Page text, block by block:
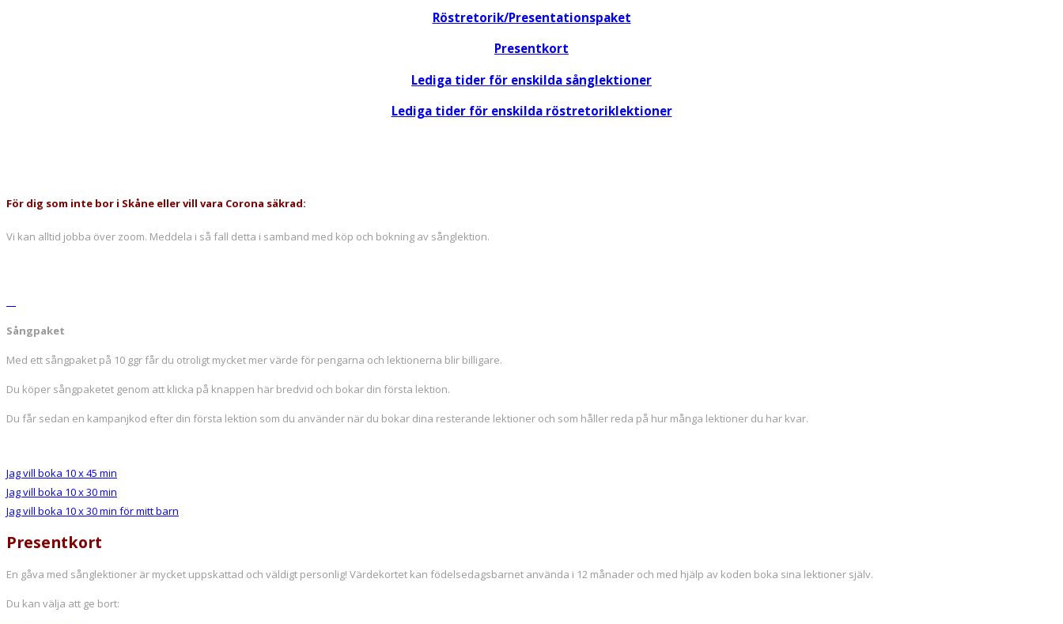
Röstretorik/Presentationspaket
Presentkort
Lediga tider för enskilda sånglektioner
Lediga tider för enskildaröstretoriklektioner
För dig som inte bor i Skåne eller vill vara Corona säkrad:
Vi kan alltid jobba över zoom. Meddela i så fall detta i samband med köp och bokning av sånglektion.
Sångpaket
Med ett sångpaket på 10 ggr får du otroligt mycket mer värde för pengarna och lektionerna blir billigare.
Du köper sångpaketet genom att klicka på knappen här bredvid och bokar din första lektion.
Du får sedan en kampanjkod efter din första lektion som du använder när du bokar dina resterande lektioner och som håller reda på hur många lektioner du har kvar.
Jag vill boka 10 x 45 min
Jag vill boka 10 x 30 min
Jag vill boka 10 x 30 min för mitt barn
Presentkort
En gåva med sånglektioner är mycket uppskattad och väldigt personlig! Värdekortet kan födelsedagsbarnet använda i 12 månader och med hjälp av koden boka sina lektioner själv.
Du kan välja att ge bort: